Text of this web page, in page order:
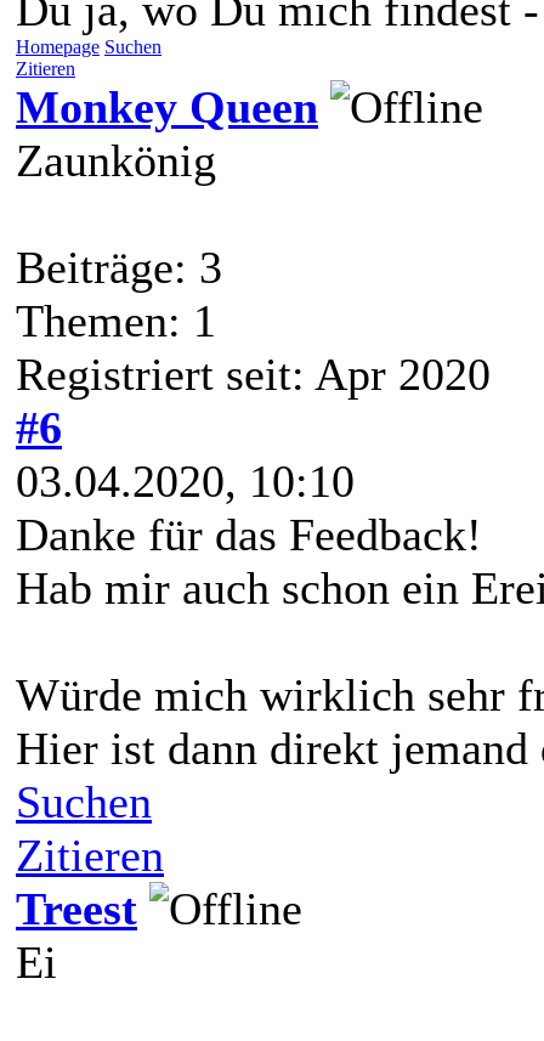
Homepage Suchen
Zitieren
Monkey Queen
Zaunkönig
Beiträge: 3
Themen: 1
Registriert seit: Apr 2020
#6
03.04.2020, 10:10
Danke für das Feedback!
Hab mir auch schon ein
Würde mich wirklich sehr
Hier ist dann direkt
Suchen
Zitieren
Treest
Ei